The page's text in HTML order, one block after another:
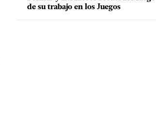
de su trabajo en los Juegos